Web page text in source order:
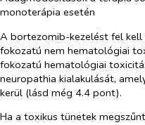
monoterápia esetén
A bortezomib-kezelést fel
fokozatú nem hematológiai
fokozatú hematológiai
neuropathia kialakulását,
kerül (lásd még 4.4 pont).
Ha a toxikus tünetek